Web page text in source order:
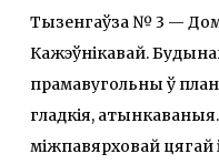
Тызенгаўза № 3 —
Кажэўнікавай.
прамавугольны ў
гладкія,
міжпавярховай цягай